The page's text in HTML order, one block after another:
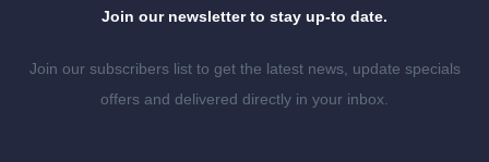
Join our newsletter to stay up-to date.
Join our subscribers list to get the latest news, update specials
offers and delivered directly in your inbox.